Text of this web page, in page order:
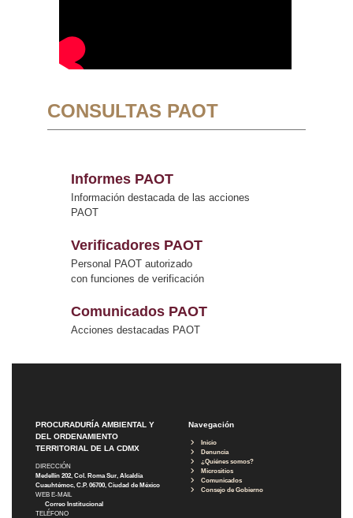
CONSULTAS PAOT
Informes PAOT
Información destacada de las acciones
PAOT
Verificadores PAOT
Personal PAOT autorizado
con funciones de verificación
Comunicados PAOT
Acciones destacadas PAOT
PROCURADURÍA AMBIENTAL Y
DEL ORDENAMIENTO
TERRITORIAL DE LA CDMX
DIRECCIÓN
Medellín 202, Col. Roma Sur, Alcaldía
Cuauhtémoc, C.P. 06700, Ciudad de México
WEB E-MAIL
Correo Institucional
TELÉFONO
Navegación
Inicio
Denuncia
¿Quiénes somos?
Micrositios
Comunicados
Consejo de Gobierno